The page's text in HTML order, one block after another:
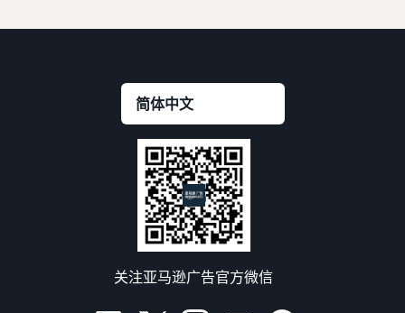
关注亚马逊广告官方微信